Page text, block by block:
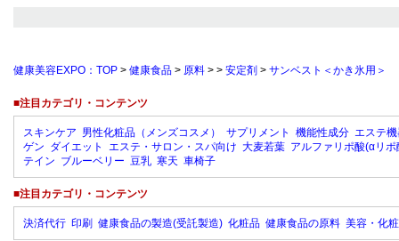
健康美容EXPO：TOP > 健康食品 > 原料 > > 安定剤 > サンベスト＜かき氷用＞
■注目カテゴリ・コンテンツ
スキンケア 男性化粧品（メンズコスメ） サプリメント 機能性成分 エステ
ゲン ダイエット エステ・サロン・スパ向け 大麦若葉 アルファリポ酸(αリポ
テイン ブルーベリー 豆乳 寒天 車椅子
■注目カテゴリ・コンテンツ
決済代行 印刷 健康食品の製造(受託製造) 化粧品 健康食品の原料 美容・化